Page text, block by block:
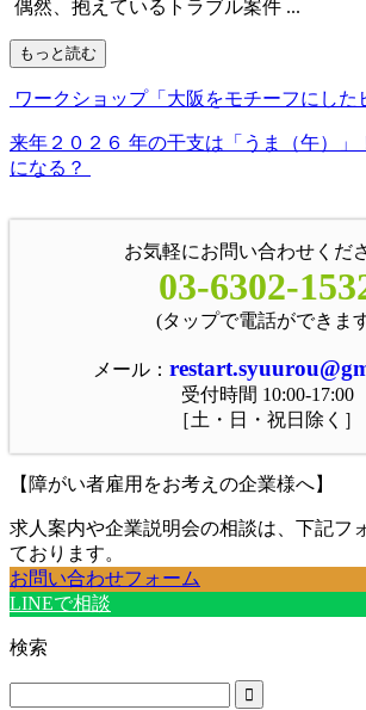
偶然、抱えているトラブル案件 ...
もっと読む
ワークショップ「大阪をモチーフにした
来年２０２６ 年の干支は「うま（午）
になる？
お気軽にお問い合わせくだ
03-6302-
(タップで電話ができま
メール：
受付時間 10:00-17:00
［土・日・祝日除く］
【障がい者雇用をお考えの企業様へ】
求人案内や企業説明会の相談は、下記フ
ております。
お問い合わせフォーム
LINEで相談
検索